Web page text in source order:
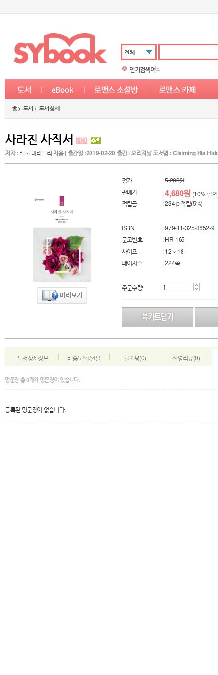
전체
인기검색어
홈 > 도서 > 도서상세
사라진 사직서
저자 : 캐롤 마리넬리 지음 | 출간일 :2019-02-20 출간 | 오리지날 도서명 : Claiming His
정가 :5,200원
판매가
:4,680원 (10% 할
적립금
: 234 p 적립(5%)
ISBN
: 979-11-325-3652-9
문고번호
: HR-165
사이즈
: 12 × 18
페이지수
: 224쪽
주문수량
도서상세정보 배송/교환/환불 한줄평(0) 신영리뷰(0)
명문장총0개의 명문장이 있습니다.
등록된 명문장이 없습니다.